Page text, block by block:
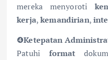
mereka menyoroti
kerja,kemandirian,
❹Ketepatan
Patuhi format